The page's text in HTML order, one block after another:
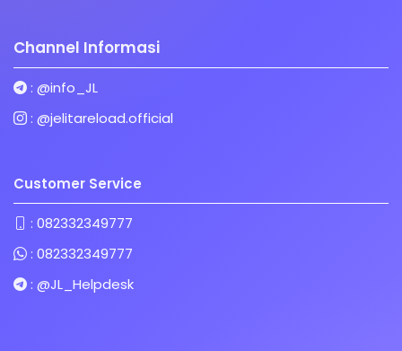
Channel Informasi
: @info_JL
: @jelitareload.official
Customer Service
: 082332349777
: 082332349777
: @JL_Helpdesk